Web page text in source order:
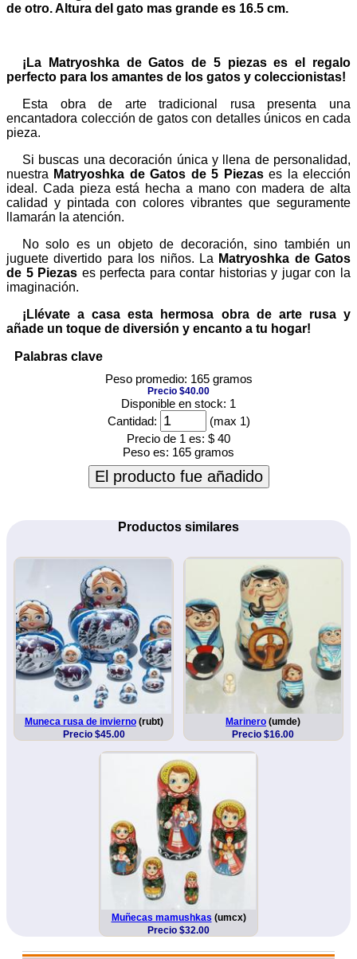
de otro. Altura del gato mas grande es 16.5 cm.
¡La Matryoshka de Gatos de 5 piezas es el regalo
perfecto para los amantes de los gatos y coleccionistas!
Esta obra de arte tradicional rusa presenta una
encantadora colección de gatos con detalles únicos en cada
pieza.
Si buscas una decoración única y llena de personalidad,
nuestra Matryoshka de Gatos de 5 Piezases la elección
ideal. Cada pieza está hecha a mano con madera de alta
calidad y pintada con colores vibrantes que seguramente
llamarán la atención.
No solo es un objeto de decoración, sino también un
juguete divertido para los niños. La Matryoshka de Gatos
de 5 Piezas es perfecta para contar historias y jugar con la
imaginación.
¡Llévate a casa esta hermosa obra de arte rusa y
añade un toque de diversión y encanto a tu hogar!
Palabras clave
Peso promedio: 165 gramos
Precio $40.00
Disponible en stock: 1
Cantidad:
(max 1)
Precio de 1 es: $ 40
Peso es: 165 gramos
El producto fue añadido
Productos similares
Muneca rusa de invierno(rubt)
Precio $45.00
Marinero (umde)
Precio $16.00
Muñecas mamushkas (umcx)
Precio $32.00